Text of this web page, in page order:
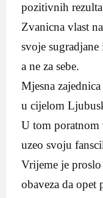
pozitivnih
Zvanicna vlast
svoje
a ne za sebe.
Mjesna
u cijelom
U tom poratnom
uzeo svoju
Vrijeme je
obaveza da opet